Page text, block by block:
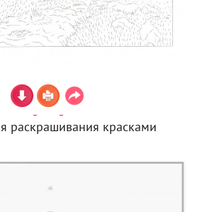
раскрашивания красками